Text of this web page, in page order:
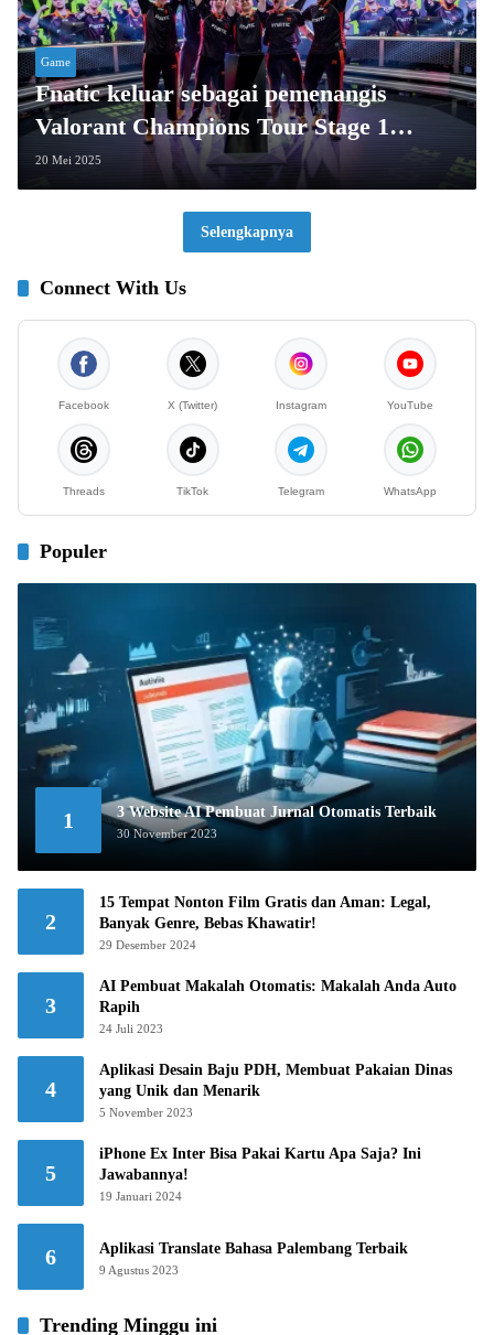
Game
Fnatic keluar sebagai pemenangis
Valorant Champions Tour Stage 1
EMEA
20 Mei 2025
Selengkapnya
Connect With Us
Facebook X (Twitter) Instagram YouTube
Threads TikTok Telegram WhatsApp
Populer
1 3 Website AI Pembuat Jurnal Otomatis Terbaik
30 November 2023
2
15 Tempat Nonton Film Gratis dan Aman: Legal,
Banyak Genre, Bebas Khawatir!
29 Desember 2024
3
AI Pembuat Makalah Otomatis: Makalah Anda Auto
Rapih
24 Juli 2023
4
Aplikasi Desain Baju PDH, Membuat Pakaian Dinas
yang Unik dan Menarik
5 November 2023
5
iPhone Ex Inter Bisa Pakai Kartu Apa Saja? Ini
Jawabannya!
19 Januari 2024
6 Aplikasi Translate Bahasa Palembang Terbaik
9 Agustus 2023
Trending Minggu ini